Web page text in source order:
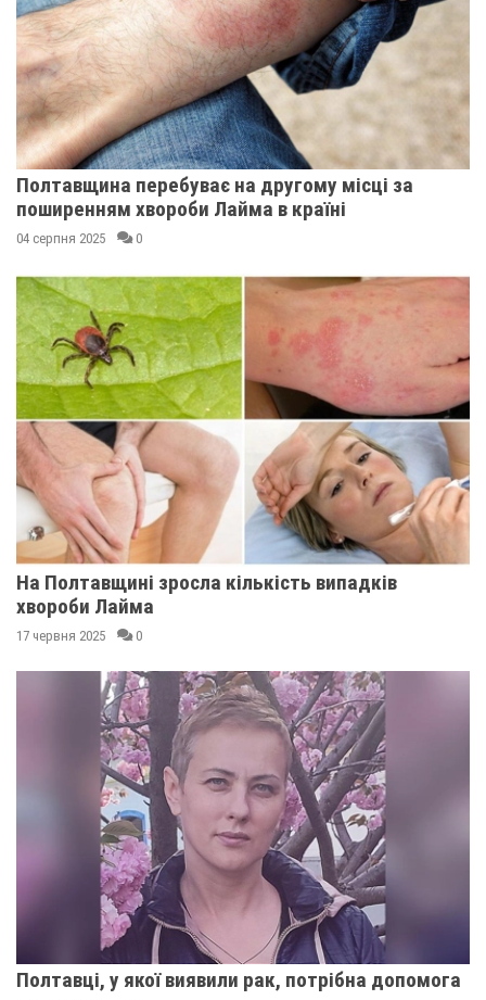
Полтавщина перебуває на другому місці за
поширенням хвороби Лайма в країні
04 серпня 2025 0
На Полтавщині зросла кількість випадків
хвороби Лайма
17 червня 2025 0
Полтавці, у якої виявили рак, потрібна допомога